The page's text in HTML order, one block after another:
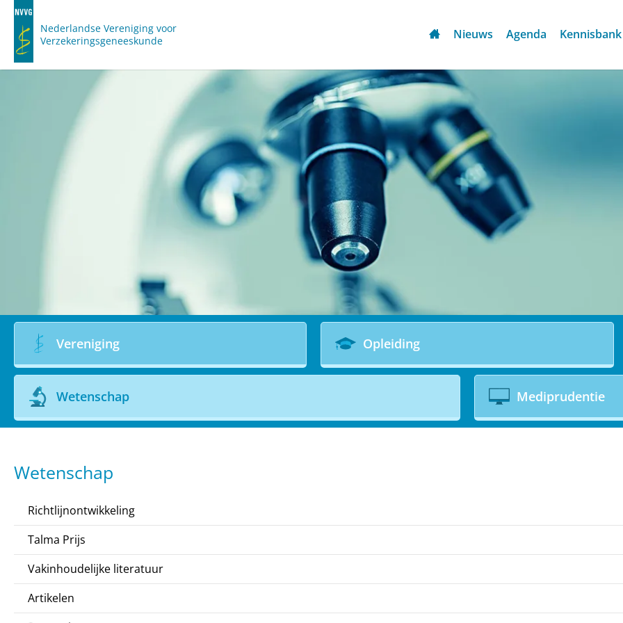
Nederlandse Vereniging voor
Verzekeringsgeneeskunde
Nieuws Agenda Kennisbank
Vereniging Opleiding
Wetenschap Mediprudentie
Wetenschap
Richtlijnontwikkeling
Talma Prijs
Vakinhoudelijke literatuur
Artikelen